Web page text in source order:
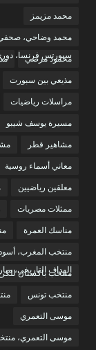
محمد مزيمز
محمد وضاحي، صحفي
سبورتس فرنسا،
محمود مرضي
مذيعي بين سبورت
مراسلات رياضيات
مسيرة يوسف شيبو
مشاهير قطر
معاني أسماء روسية
معلقين رياضيين
ممثلات مصريات
مناسك العمرة
الهداف التاريخي،
منتخب باكستان
منتخب تونس
موسى التعمري
موسى التعمري،